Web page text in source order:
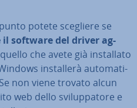
potete scegliere se
software del driver ag­
che avete già in­stal­la­to
in­stal­le­rà au­to­ma­ti­
non viene trovato alcun
web dello svi­lup­pa­to­re e